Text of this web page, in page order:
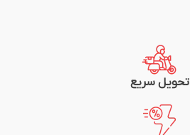
تحویل سریع